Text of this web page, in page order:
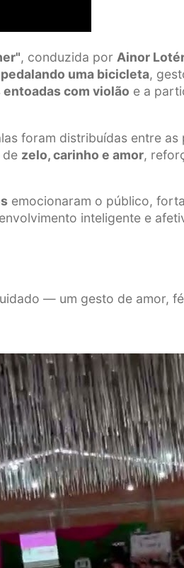
, conduzida por Ainor
pedalando uma bicicleta,
com violão e a
foram distribuídas entre
de zelo, carinho e amor,
emocionaram o público,
inteligente e
— um gesto de amor,